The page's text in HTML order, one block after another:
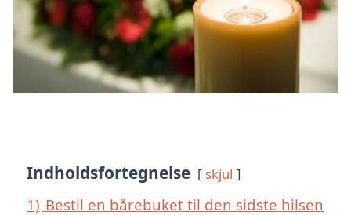
Indholdsfortegnelse skjul
1) Bestil en bårebuket til den sidste hilsen